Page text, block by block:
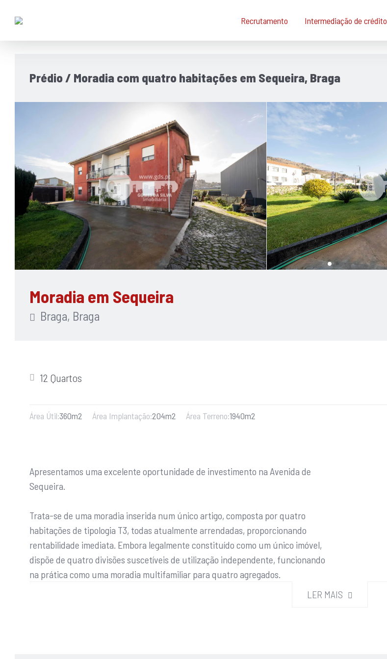
Recrutamento Intermediação de crédito
Prédio / Moradia com quatro habitações em Sequeira, Braga
Moradia em Sequeira
Braga, Braga
12 Quartos
Área Útil:360m2 Área Implantação:204m2 Área Terreno:1940m2
Apresentamos uma excelente oportunidade de investimento na Avenida de
Sequeira.
Trata-se de uma moradia inserida num único artigo, composta por quatro
habitações de tipologia T3, todas atualmente arrendadas, proporcionando
rentabilidade imediata. Embora legalmente constituído como um único imóvel,
dispõe de quatro divisões suscetíveis de utilização independente, funcionando
na prática como uma moradia multifamiliar para quatro agregados.
LER MAIS